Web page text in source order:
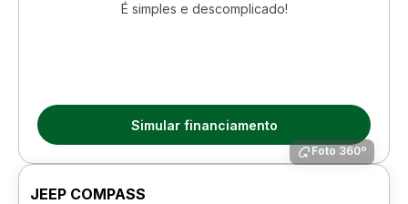
É simples e descomplicado!
Simular financiamento
Foto 360º
JEEP COMPASS